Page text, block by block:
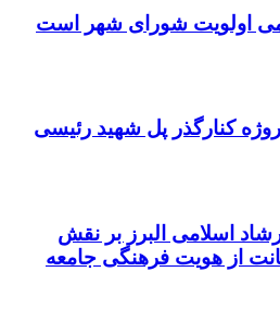
اولویت شورای شهر است
پروژه کنارگذر پل شهید رئیسی
اسلامی البرز بر نقش
از هویت فرهنگی جامعه